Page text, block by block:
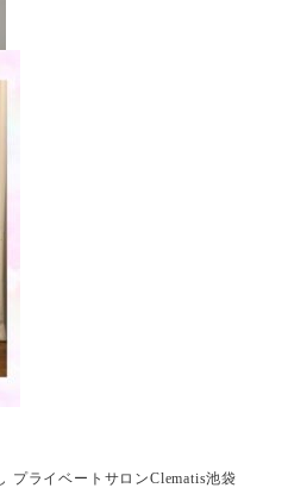
プライベートサロンClematis池袋